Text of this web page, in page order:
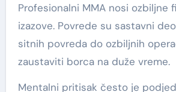
Profesionalni MMA nosi ozbiljne
izazove. Povrede su sastavni
sitnih povreda do ozbiljnih
zaustaviti borca na duže vreme.
Mentalni pritisak često je